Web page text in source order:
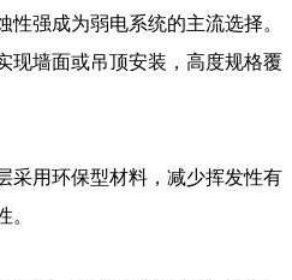
强成为弱电系统的主流选择。
现墙面或吊顶安装，高度规格覆
采用环保型材料，减少挥发性有